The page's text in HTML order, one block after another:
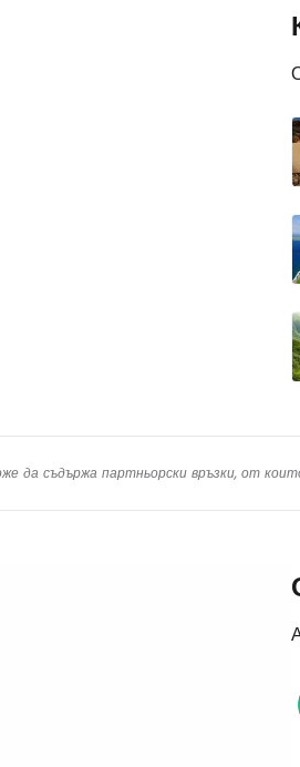
да съдържа партньорски връзки, от